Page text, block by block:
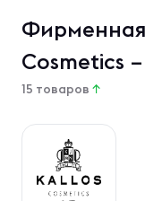
Фирменная
Cosmetics
15 товаров ↑